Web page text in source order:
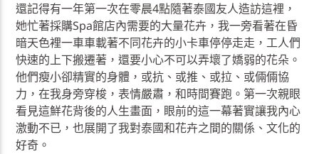
還記得有一年第一次在零晨4點隨著泰國友人造訪這裡，
她忙著採購Spa館店內需要的大量花卉，我一旁看著在昏
暗天色裡一車車載著不同花卉的小卡車停停走走，工人們
快速的上下搬遷著，還要小心不可以弄壞了嬌弱的花朵。
他們瘦小卻精實的身體，或抗、或推、或拉、或倆倆協
力，在我身旁穿梭，表情嚴肅，和時間賽跑。第一次親眼
看見這鮮花背後的人生畫面，眼前的這一幕著實讓我內心
激動不已，也展開了我對泰國和花卉之間的關係、文化的
好奇。